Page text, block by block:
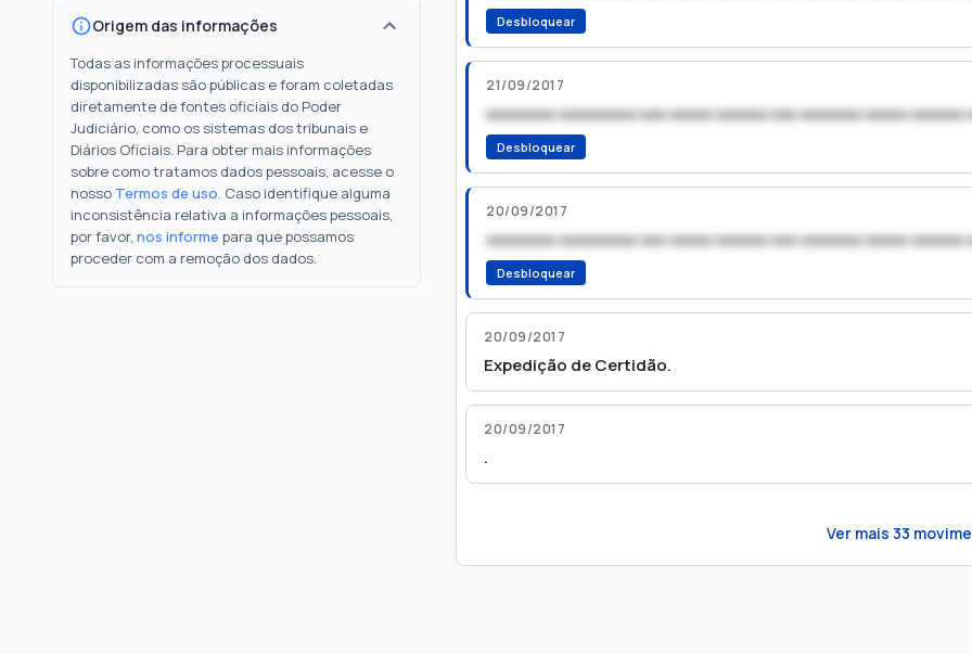
Origem das informações
Todas as informações processuais
disponibilizadas são públicas e foram coletadas
diretamente de fontes oficiais do Poder
Judiciário, como os sistemas dos tribunais e
Diários Oficiais. Para obter mais informações
sobre como tratamos dados pessoais, acesse o
nosso Termos de uso. Caso identifique alguma
inconsistência relativa a informações pessoais,
por favor, nos informe para que possamos
proceder com a remoção dos dados.
Desbloquear
21/09/2017
xxxxxxxx xxxxxxxxx xxx xxxxx xxxxxx xxx xxxxxxx xxxxx xxxxxx
Desbloquear
20/09/2017
xxxxxxxx xxxxxxxxx xxx xxxxx xxxxxx xxx xxxxxxx xxxxx xxxxxx
Desbloquear
20/09/2017
Expedição de Certidão.
20/09/2017
.
Ver mais 33